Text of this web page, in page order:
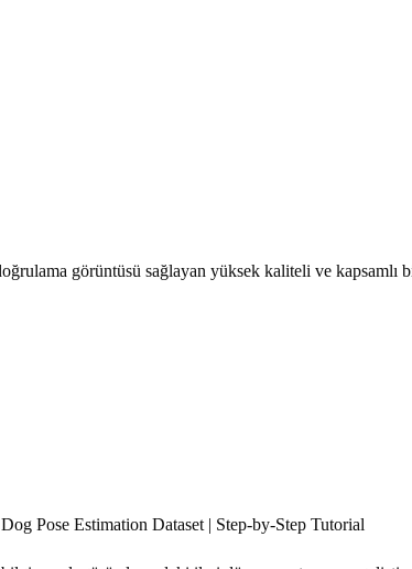
görüntüsü sağlayan yüksek kaliteli ve kapsamlı
Pose Estimation Dataset | Step-by-Step Tutorial